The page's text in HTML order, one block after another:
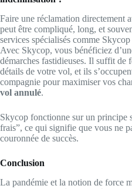
Faire une réclamation directement
peut être compliqué, long, et
services spécialisés comme
Avec Skycop, vous bénéficiez
démarches fastidieuses. Il suffit de
détails de votre vol, et ils
compagnie pour maximiser vos
vol annulé.
Skycop fonctionne sur un principe
frais”, ce qui signifie que vous ne
couronnée de succès.
Conclusion
La pandémie et la notion de force